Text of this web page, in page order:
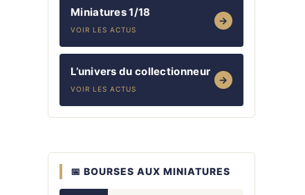
Miniatures 1/18
VOIR LES ACTUS
→
L’univers du collectionneur
VOIR LES ACTUS
→
📅 BOURSES AUX MINIATURES